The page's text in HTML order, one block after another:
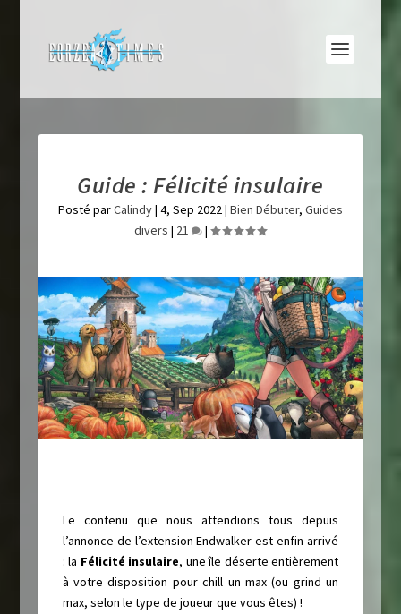
Guide : Félicité insulaire
Posté parCalindy| 4, Sep 2022| Bien Débuter, Guides
divers | 21 |
Le contenu que nous attendions tous depuis
l’annonce de l’extension Endwalker est enfin arrivé
: la Félicité insulaire, une île déserte entièrement
à votre disposition pour chill un max (ou grind un
max, selon le type de joueur que vous êtes) !